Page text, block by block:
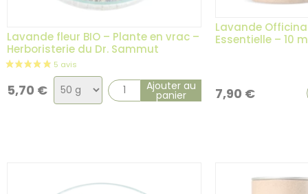
Lavande fleur BIO – Plante en vrac –
Herboristerie du Dr. Sammut
5,70 €
Choix
de
Ajouter au
panier
Lavande
Essentielle – 10
7,90 €